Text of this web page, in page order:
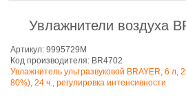
Увлажнители воздуха
Артикул: 9995729M
Код производителя: BR4702
Увлажнитель ультразвуковой BRAYER, 6 л,
80%), 24 ч., регулировка интенсивности